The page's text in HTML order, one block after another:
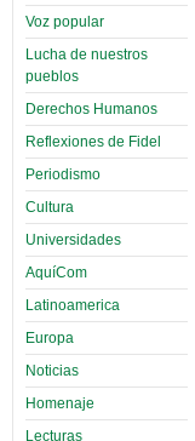
Voz popular
Lucha de nuestros
pueblos
Derechos Humanos
Reflexiones de Fidel
Periodismo
Cultura
Universidades
AquíCom
Latinoamerica
Europa
Noticias
Homenaje
Lecturas